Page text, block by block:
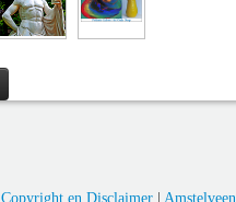
Copyright en Disclaimer| Amstelveen